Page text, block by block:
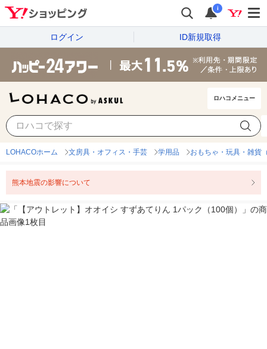
i
ログイン ID新規取得
ロハコメニュー
LOHACOホーム 文房具・オフィス・手芸 学用品 おもちゃ・玩具・雑貨
熊本地震の影響について